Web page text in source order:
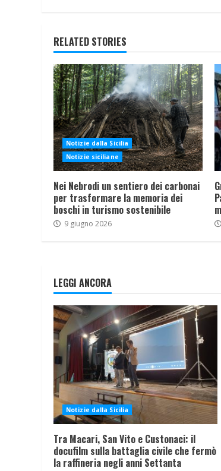
RELATED STORIES
Notizie dalla Sicilia
Notizie siciliane
Nei Nebrodi un sentiero dei carbonai
per trasformare la memoria dei
boschi in turismo sostenibile
9 giugno 2026
LEGGI ANCORA
Notizie dalla Sicilia
Tra Macari, San Vito e Custonaci: il
docufilm sulla battaglia civile che fermò
la raffineria negli anni Settanta